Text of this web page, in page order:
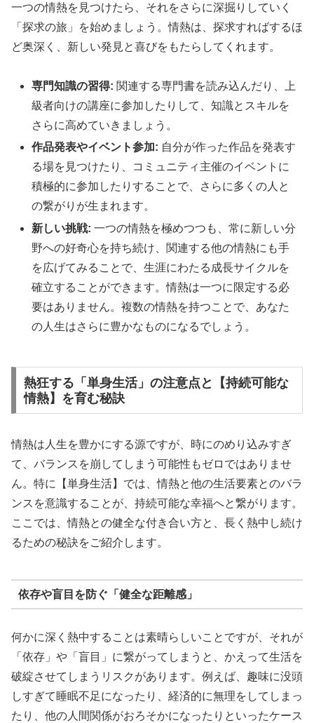
一つの情熱を見つけたら、それをさらに深掘りしていく
「探求の旅」を始めましょう。情熱は、探求すればするほ
ど奥深く、新しい発見と喜びをもたらしてくれます。
専門知識の習得: 関連する専門書を読み込んだり、上
級者向けの講座に参加したりして、知識とスキルを
さらに高めていきましょう。
作品発表やイベント参加: 自分が作った作品を発表す
る場を見つけたり、コミュニティ主催のイベントに
積極的に参加したりすることで、さらに多くの人と
の繋がりが生まれます。
新しい挑戦: 一つの情熱を極めつつも、常に新しい分
野への好奇心を持ち続け、関連する他の情熱にも手
を広げてみることで、生涯にわたる成長サイクルを
確立することができます。情熱は一つに限定する必
要はありません。複数の情熱を持つことで、あなた
の人生はさらに豊かなものになるでしょう。
熱狂する「単身生活」の注意点と【持続可能な
情熱】を育む秘訣
情熱は人生を豊かにする源ですが、時にのめり込みすぎ
て、バランスを崩してしまう可能性もゼロではありませ
ん。特に【単身生活】では、情熱と他の生活要素とのバラ
ンスを意識することが、持続可能な幸福へと繋がります。
ここでは、情熱との健全な付き合い方と、長く熱中し続け
るための秘訣をご紹介します。
依存や盲目を防ぐ「健全な距離感」
何かに深く熱中することは素晴らしいことですが、それが
「依存」や「盲目」に繋がってしまうと、かえって生活を
破綻させてしまうリスクがあります。例えば、趣味に没頭
しすぎて睡眠不足になったり、経済的に無理をしてしまっ
たり、他の人間関係がおろそかになったりといったケース